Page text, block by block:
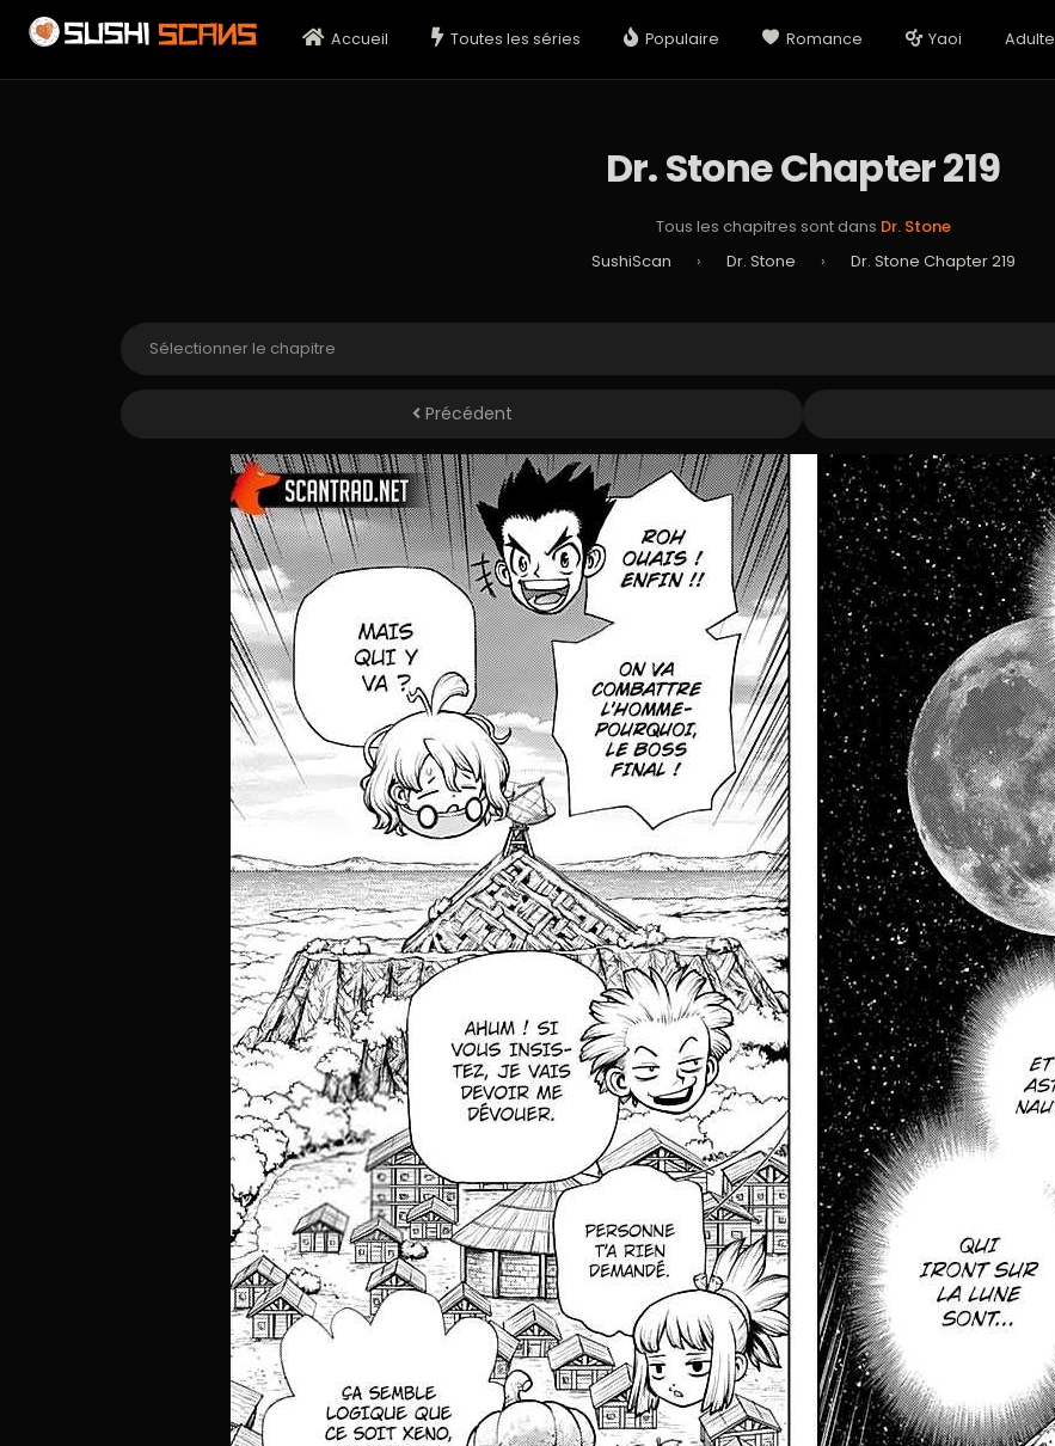
Accueil Toutes les séries Populaire Romance Yaoi Adulte
Dr. Stone Chapter 219
Tous les chapitres sont dans Dr. Stone
SushiScan
› Dr. Stone › Dr. Stone Chapter 219
Précédent